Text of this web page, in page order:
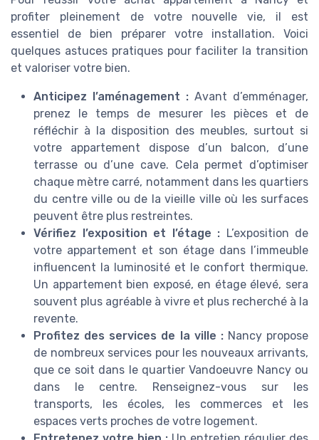
profiter pleinement de votre nouvelle vie, il est
essentiel de bien préparer votre installation. Voici
quelques astuces pratiques pour faciliter la transition
et valoriser votre bien.
Anticipez l’aménagement : Avant d’emménager,
prenez le temps de mesurer les pièces et de
réfléchir à la disposition des meubles, surtout si
votre appartement dispose d’un balcon, d’une
terrasse ou d’une cave. Cela permet d’optimiser
chaque mètre carré, notamment dans les quartiers
du centre ville ou de la vieille ville où les surfaces
peuvent être plus restreintes.
Vérifiez l’exposition et l’étage : L’exposition de
votre appartement et son étage dans l’immeuble
influencent la luminosité et le confort thermique.
Un appartement bien exposé, en étage élevé, sera
souvent plus agréable à vivre et plus recherché à la
revente.
Profitez des services de la ville :Nancy propose
de nombreux services pour les nouveaux arrivants,
que ce soit dans le quartier Vandoeuvre Nancy ou
dans le centre. Renseignez-vous sur les
transports, les écoles, les commerces et les
espaces verts proches de votre logement.